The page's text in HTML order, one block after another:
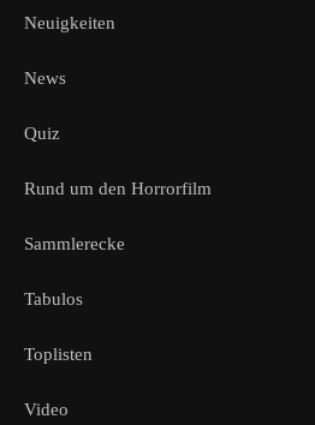
Neuigkeiten
News
Quiz
Rund um den Horrorfilm
Sammlerecke
Tabulos
Toplisten
Video